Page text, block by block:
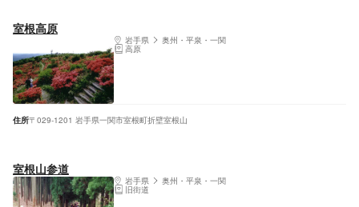
室根高原
岩手県 奥州・平泉・一関
高原
住所〒029-1201 岩手県一関市室根町折壁室根山
室根山参道
岩手県 奥州・平泉・一関
旧街道